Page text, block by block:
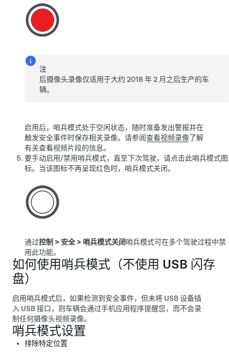
注
后摄像头录像仅适用于大约 2018 年 2 月之后生产的车
辆。
启用后，哨兵模式处于空闲状态，随时准备发出警报并在
触发安全事件时保存相关录像。请参阅查看视频录像了解
有关查看视频片段的信息。
要手动启用/禁用哨兵模式，直至下次驾驶，请点击此哨兵模式图
标。当该图标不再呈现红色时，哨兵模式关闭。
通过控制 > 安全> 哨兵模式关闭哨兵模式可在多个驾驶过程中禁
用此功能。
如何使用哨兵模式（不使用 USB 闪存
盘）
启用哨兵模式后，如果检测到安全事件，但未将 USB 设备插
入 USB 接口，则车辆会通过手机应用程序提醒您，而不会录
制任何摄像头视频录像。
哨兵模式设置
排除特定位置